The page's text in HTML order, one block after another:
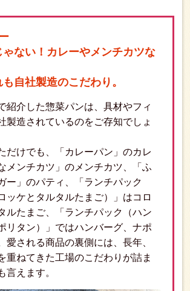
ない！カレーやメンチカツな
自社製造のこだわり。
紹介した惣菜パンは、具材やフィ
製造されているのをご存知でしょ
だけでも、「カレーパン」のカレ
メンチカツ」のメンチカツ、「ふ
ー」のパティ、「ランチパック
ッケとタルタルたまご）」はコロ
ルたまご、「ランチパック（ハン
リタン）」ではハンバーグ、ナポ
愛される商品の裏側には、長年、
重ねてきた工場のこだわりが詰ま
言えます。